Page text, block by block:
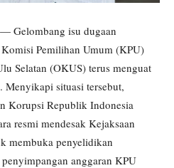
Gelombang isu dugaan
Pemilihan Umum (KPU)
Selatan (OKUS) terus menguat
situasi tersebut,
Korupsi Republik Indonesia
resmi mendesak Kejaksaan
membuka penyelidikan
anggaran KPU